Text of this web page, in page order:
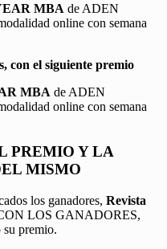
MBA de ADEN
online con semana
con el siguiente premio
MBA de ADEN
online con semana
PREMIO Y LA
MISMO
los ganadores, Revista
LOS GANADORES,
su premio.